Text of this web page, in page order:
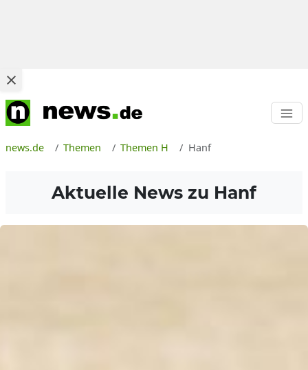
news.de Themen Themen H Hanf
Aktuelle News zu Hanf